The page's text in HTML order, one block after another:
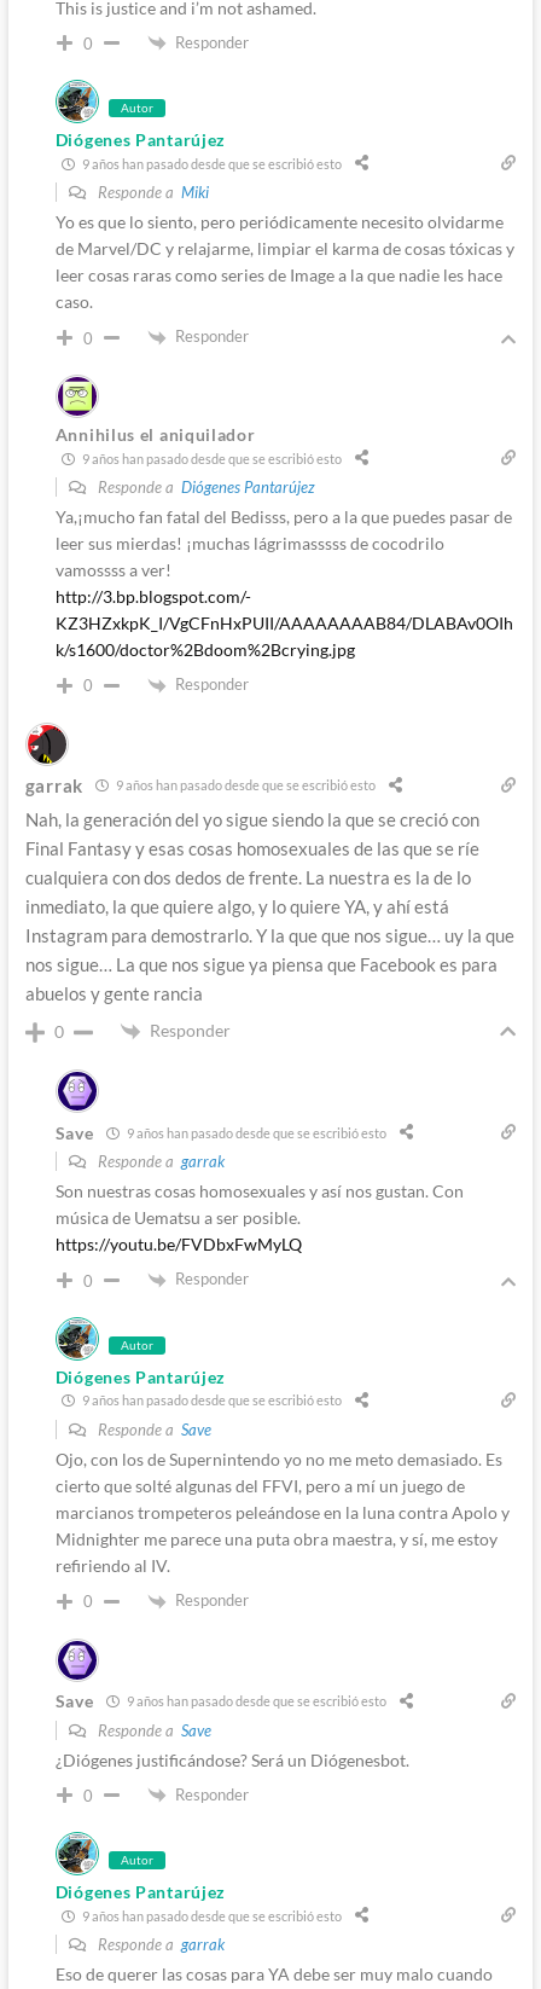
This is justice and i’m not ashamed.
0 Responder
Autor
Diógenes Pantarújez
9 años han pasado desde que se escribió esto
Responde a Miki
Yo es que lo siento, pero periódicamente necesito olvidarme
de Marvel/DC y relajarme, limpiar el karma de cosas tóxicas y
leer cosas raras como series de Image a la que nadie les hace
caso.
0 Responder
Annihilus el aniquilador
9 años han pasado desde que se escribió esto
Responde a Diógenes Pantarújez
Ya,¡mucho fan fatal del Bedisss, pero a la que puedes pasar de
leer sus mierdas! ¡muchas lágrimasssss de cocodrilo
vamossss a ver!
http://3.bp.blogspot.com/-
KZ3HZxkpK_I/VgCFnHxPUII/AAAAAAAAB84/DLABAv0OIh
k/s1600/doctor%2Bdoom%2Bcrying.jpg
0 Responder
garrak 9 años han pasado desde que se escribió esto
Nah, la generación del yo sigue siendo la que se creció con
Final Fantasy y esas cosas homosexuales de las que se ríe
cualquiera con dos dedos de frente. La nuestra es la de lo
inmediato, la que quiere algo, y lo quiere YA, y ahí está
Instagram para demostrarlo. Y la que que nos sigue… uy la que
nos sigue… La que nos sigue ya piensa que Facebook es para
abuelos y gente rancia
0 Responder
Save 9 años han pasado desde que se escribió esto
Responde a garrak
Son nuestras cosas homosexuales y así nos gustan. Con
música de Uematsu a ser posible.
https://youtu.be/FVDbxFwMyLQ
0 Responder
Autor
Diógenes Pantarújez
9 años han pasado desde que se escribió esto
Responde a Save
Ojo, con los de Supernintendo yo no me meto demasiado. Es
cierto que solté algunas del FFVI, pero a mí un juego de
marcianos trompeteros peleándose en la luna contra Apolo y
Midnighter me parece una puta obra maestra, y sí, me estoy
refiriendo al IV.
0 Responder
Save 9 años han pasado desde que se escribió esto
Responde a Save
¿Diógenes justificándose? Será un Diógenesbot.
0 Responder
Autor
Diógenes Pantarújez
9 años han pasado desde que se escribió esto
Responde agarrak
Eso de querer las cosas para YA debe ser muy malo cuando